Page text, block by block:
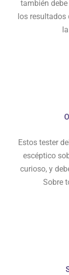
también
los resultados
Estos tester
escéptico
curioso, y
Sobre